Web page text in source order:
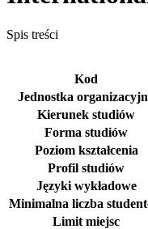
Spis treści
Kod
Jednostka
Kierunek studiów
Forma studiów
Poziom kształcenia
Profil studiów
Języki wykładowe
Minimalna liczba
Limit miejsc